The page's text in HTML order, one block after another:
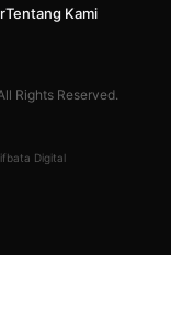
Tentang Kami
Rights Reserved.
Digital